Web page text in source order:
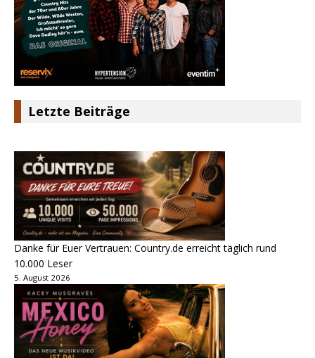
Letzte Beiträge
Danke für Euer Vertrauen: Country.de erreicht täglich rund
10.000 Leser
5. August 2026